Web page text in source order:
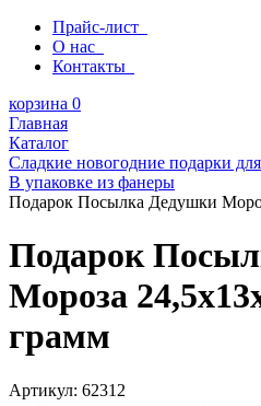
Прайс-лист
О нас
Контакты
корзина 0
Главная
Каталог
Сладкие новогодние подарки
В упаковке из фанеры
Подарок Посылка Дедушки
Подарок
Мороза
грамм
Артикул: 62312